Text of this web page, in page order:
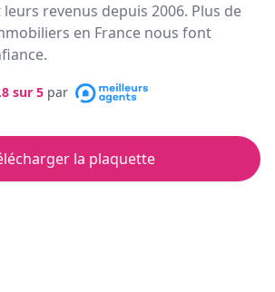
revenus depuis 2006. Plus de
en France nous font
sur 5 par
la plaquette